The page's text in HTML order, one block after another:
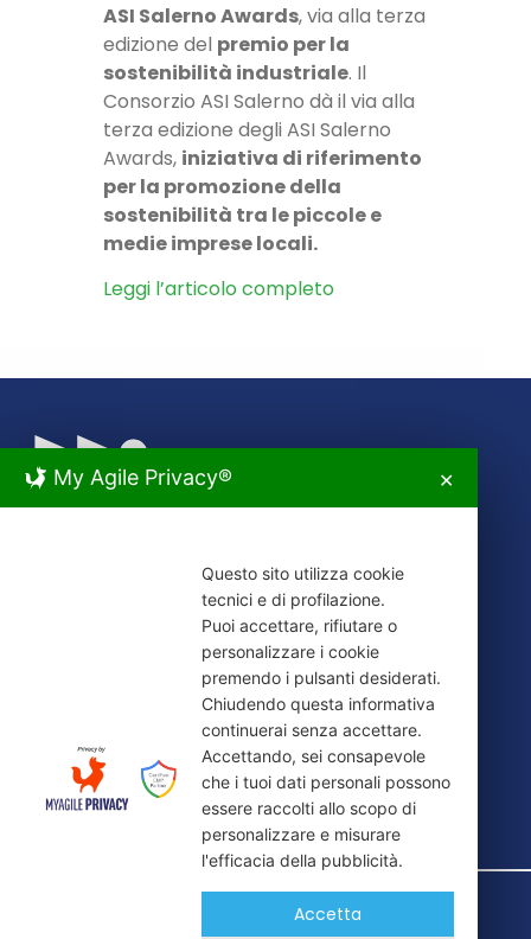
ASI Salerno Awards, via alla terza
edizione del premio per la
sostenibilità industriale. Il
Consorzio ASI Salerno dà il via alla
terza edizione degli ASI Salerno
Awards, iniziativa di riferimento
per la promozione della
sostenibilità tra le piccole e
medie imprese locali.
Leggi l’articolo completo
HOME
PREMIO
MEDIA
CONTATTI
© 2026 ASI Salerno Awards |Privacy policy
My Agile Privacy® ✕
Questo sito utilizza cookie
tecnici e di profilazione.
Puoi accettare, rifiutare o
personalizzare i cookie
premendo i pulsanti desiderati.
Chiudendo questa informativa
continuerai senza accettare.
Accettando, sei consapevole
che i tuoi dati personali possono
essere raccolti allo scopo di
personalizzare e misurare
l'efficacia della pubblicità.
Accetta